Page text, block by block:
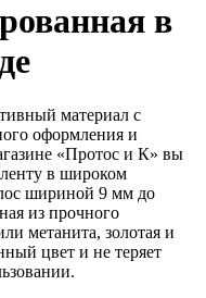
в
материал с
оформления и
«Протос и К» вы
в широком
шириной 9 мм до
из прочного
метанита, золотая и
цвет и не теряет